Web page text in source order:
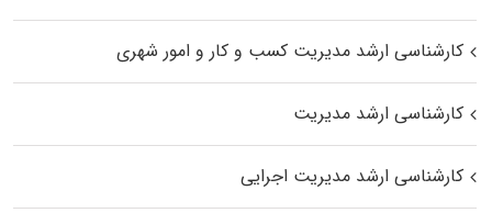
کارشناسی ارشد مدیریت کسب و کار و امور شهری
کارشناسی ارشد مدیریت
کارشناسی ارشد مدیریت اجرایی